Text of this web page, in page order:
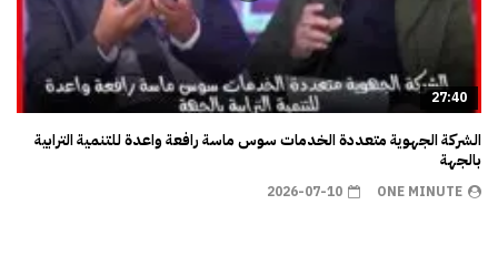
27:40
الشركة الجهوية متعددة الخدمات سوس ماسة رافعة واعدة للتنمية الترابية
بالجهة
ONE MINUTE
2026-07-10